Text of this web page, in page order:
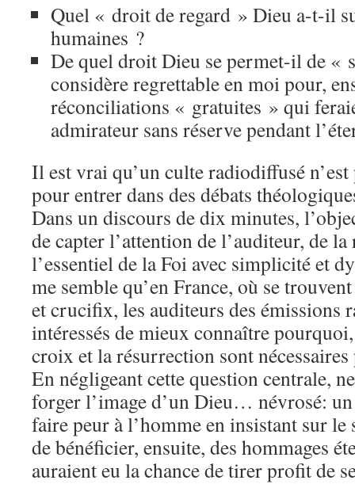
Quel « droit de regard » Dieu a-t-il
humaines ?
De quel droit Dieu se permet-il de «
considère regrettable en moi pour,
réconciliations « gratuites » qui
admirateur sans réserve pendant
Il est vrai qu’un culte radiodiffusé
pour entrer dans des débats
Dans un discours de dix minutes,
de capter l’attention de l’auditeur, de
l’essentiel de la Foi avec simplicité et
me semble qu’en France, où se
et crucifix, les auditeurs des émissions
intéressés de mieux connaître
croix et la résurrection sont
En négligeant cette question centrale,
forger l’image d’un Dieu… névrosé:
faire peur à l’homme en insistant sur
de bénéficier, ensuite, des hommages
auraient eu la chance de tirer profit de